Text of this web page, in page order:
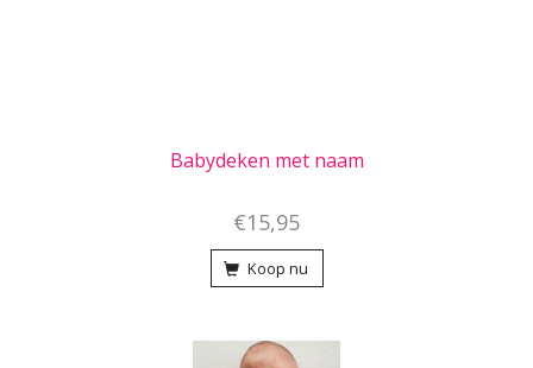
Babydeken met naam
€15,95
Koop nu